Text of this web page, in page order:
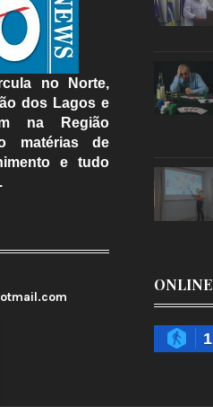
no Norte,
dos Lagos e
na Região
matérias de
e tudo
ONLINE
1